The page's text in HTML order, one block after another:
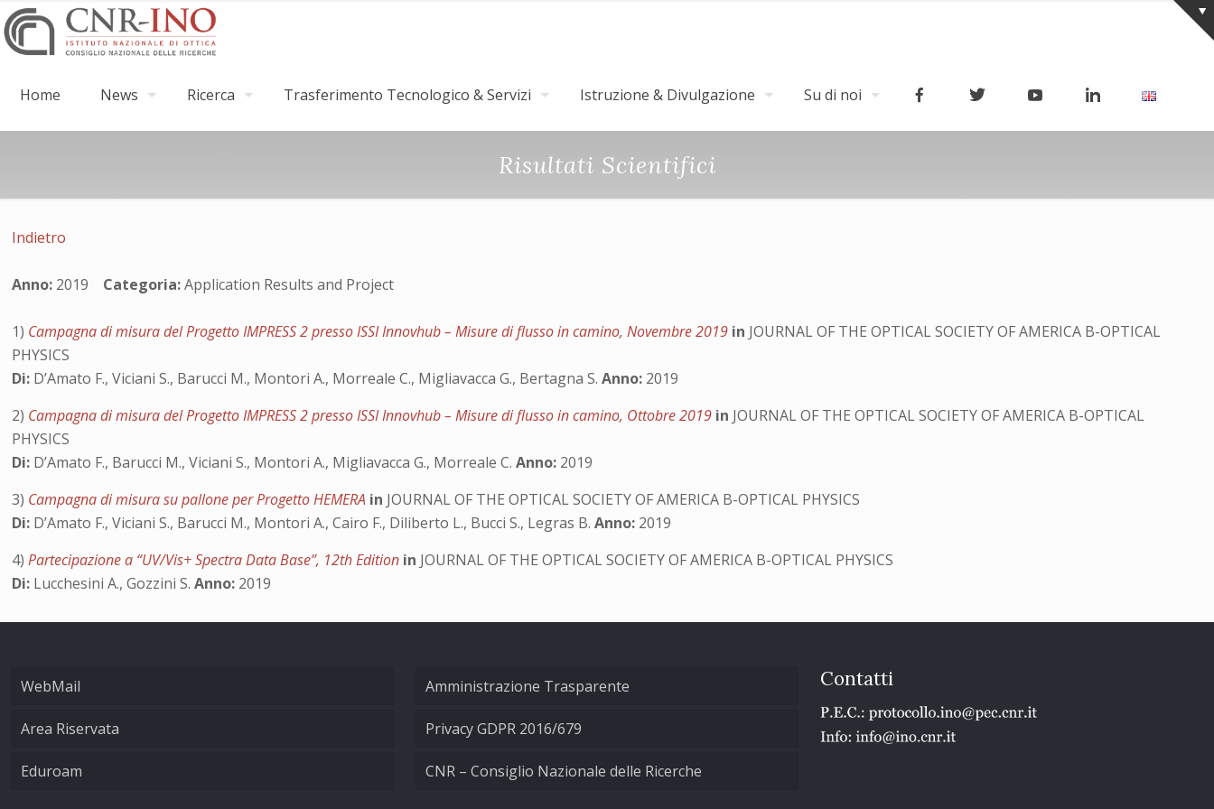
Home News Ricerca Trasferimento Tecnologico & Servizi Istruzione & Divulgazione Su di noi
Risultati Scientifici
Indietro
Anno: 2019 Categoria:Application Results and Project
1) Campagna di misura del Progetto IMPRESS 2 presso ISSI Innovhub – Misure di flusso in camino, Novembre 2019 in JOURNAL OF THE OPTICAL SOCIETY OF AMERICA B-OPTICAL
PHYSICS
Di: D’Amato F., Viciani S., Barucci M., Montori A., Morreale C., Migliavacca G., Bertagna S.Anno: 2019
2) Campagna di misura del Progetto IMPRESS 2 presso ISSI Innovhub – Misure di flusso in camino, Ottobre 2019 in JOURNAL OF THE OPTICAL SOCIETY OF AMERICA B-OPTICAL
PHYSICS
Di: D’Amato F., Barucci M., Viciani S., Montori A., Migliavacca G., Morreale C.Anno: 2019
3) Campagna di misura su pallone per Progetto HEMERA in JOURNAL OF THE OPTICAL SOCIETY OF AMERICA B-OPTICAL PHYSICS
Di: D’Amato F., Viciani S., Barucci M., Montori A., Cairo F., Diliberto L., Bucci S., Legras B.Anno: 2019
4)Partecipazione a “UV/Vis+ Spectra Data Base”, 12th Edition in JOURNAL OF THE OPTICAL SOCIETY OF AMERICA B-OPTICAL PHYSICS
Di: Lucchesini A., Gozzini S.Anno: 2019
WebMail
Area Riservata
Eduroam
Amministrazione Trasparente
Privacy GDPR 2016/679
CNR – Consiglio Nazionale delle Ricerche
Contatti